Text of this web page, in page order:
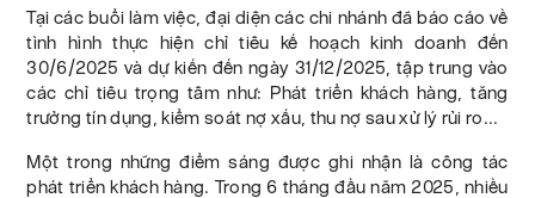
Tại các buổi làm việc, đại diện các chi nhánh đã báo cáo về
tình hình thực hiện chỉ tiêu kế hoạch kinh doanh đến
30/6/2025 và dự kiến đến ngày 31/12/2025, tập trung vào
các chỉ tiêu trọng tâm như: Phát triển khách hàng, tăng
trưởng tín dụng, kiểm soát nợ xấu, thu nợ sau xử lý rủi ro...
Một trong những điểm sáng được ghi nhận là công tác
phát triển khách hàng. Trong 6 tháng đầu năm 2025, nhiều